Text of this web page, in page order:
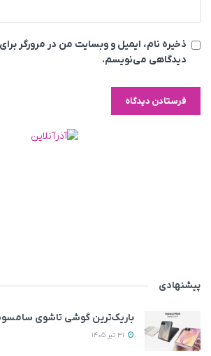
ذخیره نام، ایمیل و وبسایت من در مرورگر
دیدگاهی می‌نویسم.
پیشنهادی
باریک‌ترین گوشی تاشوی